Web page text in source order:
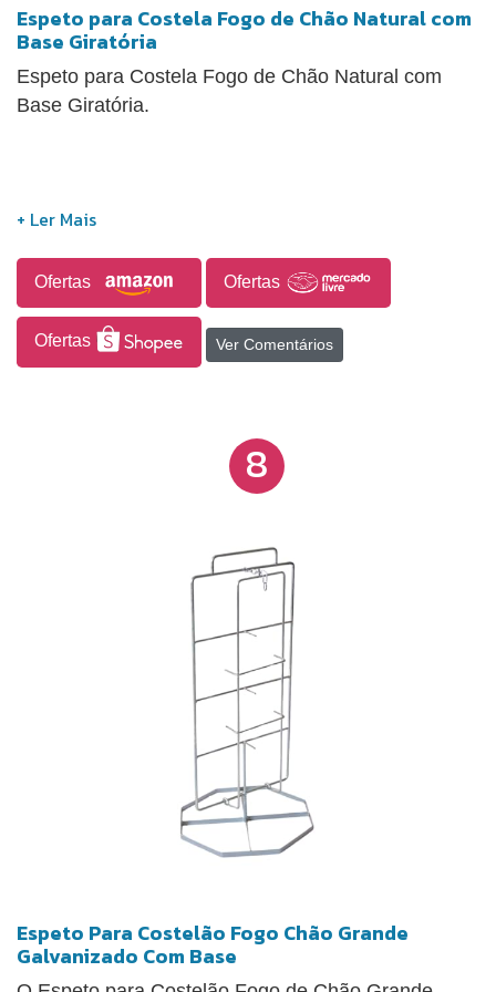
Espeto para Costela Fogo de Chão Natural com
Base Giratória
Espeto para Costela Fogo de Chão Natural com
Base Giratória.
Ofertas Ofertas
Ofertas Ver Comentários
8
Espeto Para Costelão Fogo Chão Grande
Galvanizado Com Base